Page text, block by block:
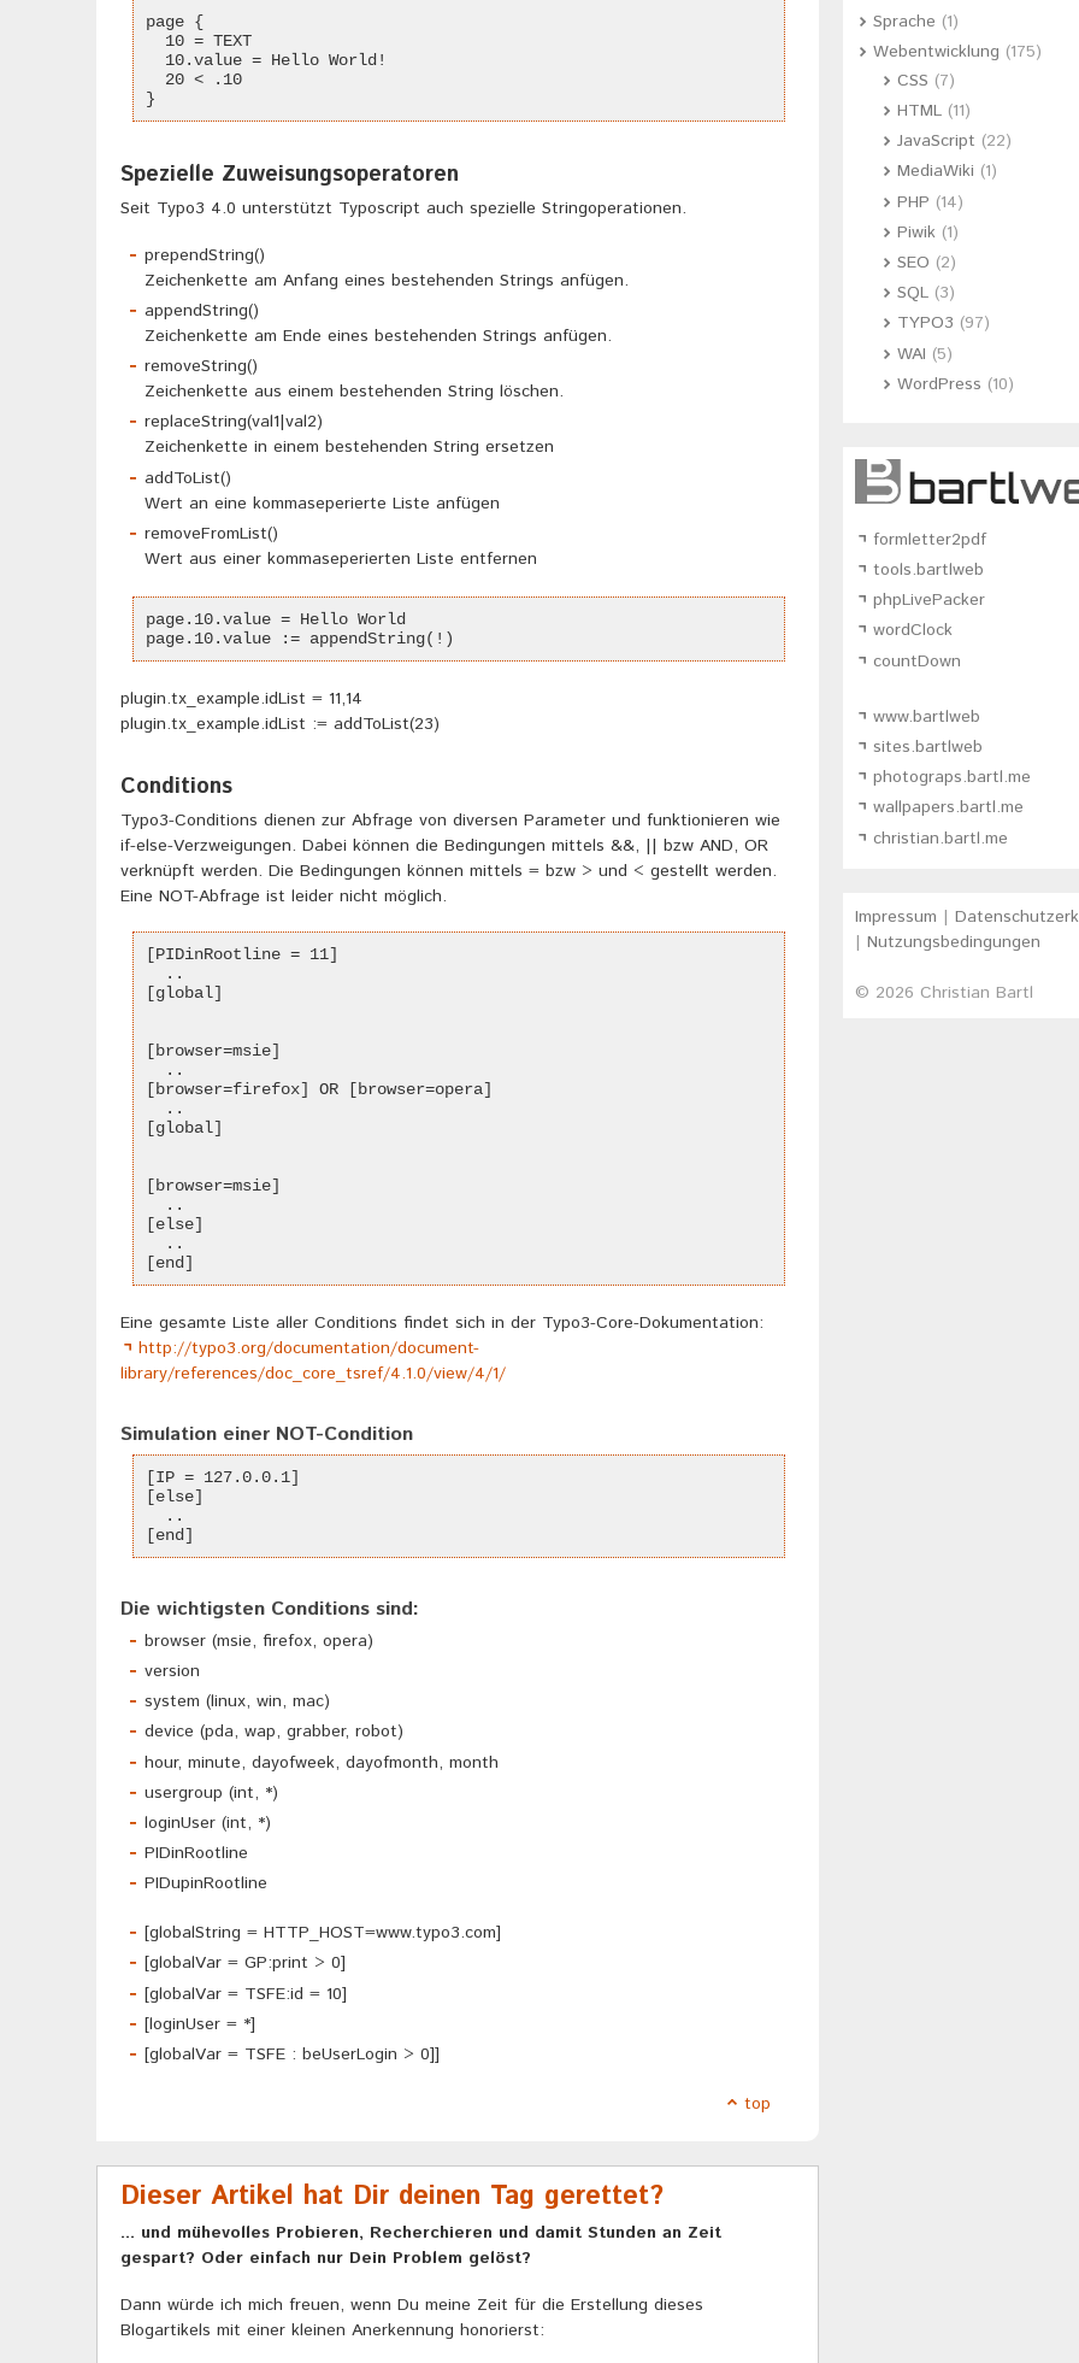
page {
10 = TEXT
10.value = Hello World!
20 < .10
}
Spezielle Zuweisungsoperatoren
Seit Typo3 4.0 unterstützt Typoscript auch spezielle Stringoperationen.
prependString()
Zeichenkette am Anfang eines bestehenden Strings anfügen.
appendString()
Zeichenkette am Ende eines bestehenden Strings anfügen.
removeString()
Zeichenkette aus einem bestehenden String löschen.
replaceString(val1|val2)
Zeichenkette in einem bestehenden String ersetzen
addToList()
Wert an eine kommaseperierte Liste anfügen
removeFromList()
Wert aus einer kommaseperierten Liste entfernen
page.10.value = Hello World
page.10.value := appendString(!)
plugin.tx_example.idList = 11,14
plugin.tx_example.idList := addToList(23)
Conditions
Typo3-Conditions dienen zur Abfrage von diversen Parameter und funktionieren wie
if-else-Verzweigungen. Dabei können die Bedingungen mittels &&, || bzw AND, OR
verknüpft werden. Die Bedingungen können mittels = bzw > und < gestellt werden.
Eine NOT-Abfrage ist leider nicht möglich.
[PIDinRootline = 11]
..
[global]
[browser=msie]
..
[browser=firefox] OR [browser=opera]
..
[global]
[browser=msie]
..
[else]
..
[end]
Eine gesamte Liste aller Conditions findet sich in der Typo3-Core-Dokumentation:
http://typo3.org/documentation/document-
library/references/doc_core_tsref/4.1.0/view/4/1/
Simulation einer NOT-Condition
[IP = 127.0.0.1]
[else]
..
[end]
Die wichtigsten Conditions sind:
browser (msie, firefox, opera)
version
system (linux, win, mac)
device (pda, wap, grabber, robot)
hour, minute, dayofweek, dayofmonth, month
usergroup (int, *)
loginUser (int, *)
PIDinRootline
PIDupinRootline
[globalString = HTTP_HOST=www.typo3.com]
[globalVar = GP:print > 0]
[globalVar = TSFE:id = 10]
[loginUser = *]
[globalVar = TSFE : beUserLogin > 0]]
top
Dieser Artikel hat Dir deinen Tag gerettet?
... und mühevolles Probieren, Recherchieren und damit Stunden an Zeit
gespart? Oder einfach nur Dein Problem gelöst?
Dann würde ich mich freuen, wenn Du meine Zeit für die Erstellung dieses
Blogartikels mit einer kleinen Anerkennung honorierst:
Sprache (1)
Webentwicklung (175)
CSS (7)
HTML(11)
JavaScript (22)
MediaWiki (1)
PHP (14)
Piwik(1)
SEO (2)
SQL(3)
TYPO3 (97)
WAI (5)
WordPress (10)
formletter2pdf
tools.bartlweb
phpLivePacker
wordClock
countDown
www.bartlweb
sites.bartlweb
photograps.bartl.me
wallpapers.bartl.me
christian.bartl.me
Impressum |
| Nutzungsbedingungen
© 2026 Christian Bartl